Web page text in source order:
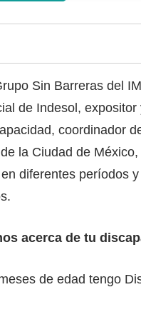
Sin Barreras del
de Indesol,
coordinador
la Ciudad de
diferentes períodos
acerca de tu
de edad tengo